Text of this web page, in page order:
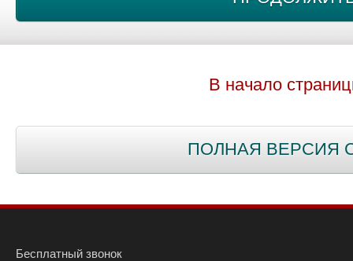
В начало
ПОЛНАЯ ВЕРСИЯ
Бесплатный звонок